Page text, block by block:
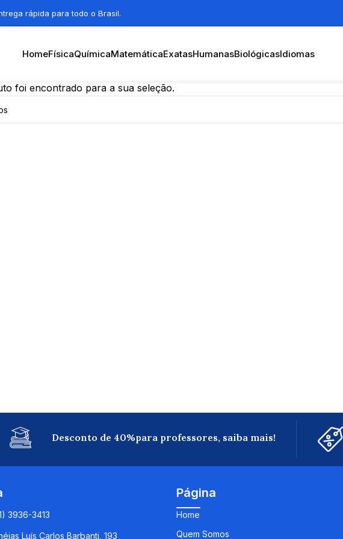
rápida para todo o Brasil.
HomeFísicaQuímicaMatemáticaExatasHumanasBiológicasIdiomas
foi encontrado para a sua seleção.
Desconto de 40%para professores, saiba mais!
3936-3413
Luís Carlos Barbanti, 193
Página
Home
Quem Somos